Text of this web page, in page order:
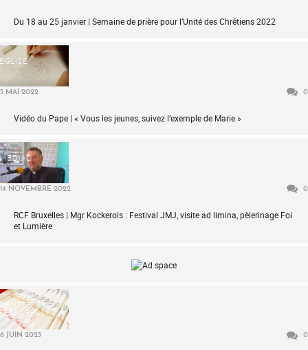
Du 18 au 25 janvier | Semaine de prière pour l’Unité des Chrétiens 2022
ÉGLISE
5 MAI 2022 0
Vidéo du Pape | « Vous les jeunes, suivez l’exemple de Marie »
MÉDIAS
14 NOVEMBRE 2022 0
RCF Bruxelles | Mgr Kockerols : Festival JMJ, visite ad limina, pèlerinage Foi
et Lumière
CENTRE
PASTORAL
6 JUIN 2023 0